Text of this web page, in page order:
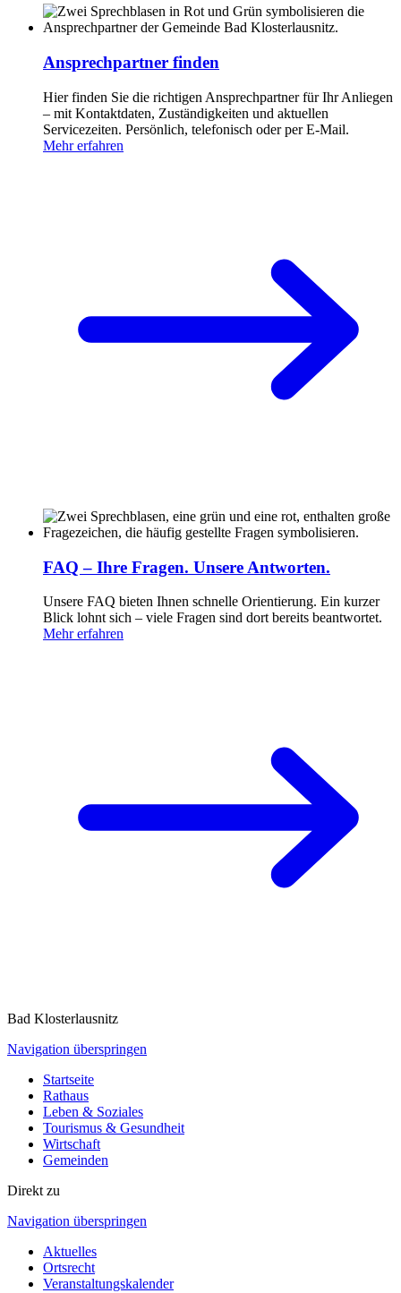
Ansprechpartner finden
Hier finden Sie die richtigen Ansprechpartner für Ihr Anliegen
– mit Kontaktdaten, Zuständigkeiten und aktuellen
Servicezeiten. Persönlich, telefonisch oder per E-Mail.
Mehr erfahren
FAQ – Ihre Fragen. Unsere Antworten.
Unsere FAQ bieten Ihnen schnelle Orientierung. Ein kurzer
Blick lohnt sich – viele Fragen sind dort bereits beantwortet.
Mehr erfahren
Bad Klosterlausnitz
Navigation überspringen
Startseite
Rathaus
Leben & Soziales
Tourismus & Gesundheit
Wirtschaft
Gemeinden
Direkt zu
Navigation überspringen
Aktuelles
Ortsrecht
Veranstaltungskalender